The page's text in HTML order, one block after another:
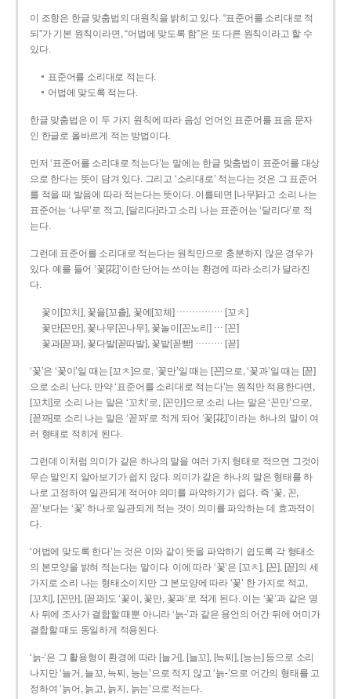
이 조항은 한글 맞춤법의 대원칙을 밝히고 있다. “표준어를 소리대로 적
되”가 기본 원칙이라면, “어법에 맞도록 함”은 또 다른 원칙이라고 할 수
있다.
표준어를 소리대로 적는다.
어법에 맞도록 적는다.
한글 맞춤법은 이 두 가지 원칙에 따라 음성 언어인 표준어를 표음 문자
인 한글로 올바르게 적는 방법이다.
먼저 ‘표준어를 소리대로 적는다’는 말에는 한글 맞춤법이 표준어를 대상
으로 한다는 뜻이 담겨 있다. 그리고 ‘소리대로’ 적는다는 것은 그 표준어
를 적을 때 발음에 따라 적는다는 뜻이다. 이를테면 [나무]라고 소리 나는
표준어는 ‘나무’로 적고, [달리다]라고 소리 나는 표준어는 ‘달리다’로 적
는다.
그런데 표준어를 소리대로 적는다는 원칙만으로 충분하지 않은 경우가
있다. 예를 들어 ‘꽃[花]’이란 단어는 쓰이는 환경에 따라 소리가 달라진
다.
꽃이[꼬치], 꽃을[꼬츨], 꽃에[꼬체] …………… [꼬ㅊ]
꽃만[꼰만], 꽃나무[꼰나무], 꽃놀이[꼰노리] … [꼰]
꽃과[꼳꽈], 꽃다발[꼳따발], 꽃밭[꼳빧] ……… [꼳]
‘꽃’은 ‘꽃이’일 때는 [꼬ㅊ]으로, ‘꽃만’일 때는 [꼰]으로, ‘꽃과’일 때는 [꼳]
으로 소리 난다. 만약 ‘표준어를 소리대로 적는다’는 원칙만 적용한다면,
[꼬치]로 소리 나는 말은 ‘꼬치’로, [꼰만]으로 소리 나는 말은 ‘꼰만’으로,
[꼳꽈]로 소리 나는 말은 ‘꼳꽈’로 적게 되어 ‘꽃[花]’이라는 하나의 말이 여
러 형태로 적히게 된다.
그런데 이처럼 의미가 같은 하나의 말을 여러 가지 형태로 적으면 그것이
무슨 말인지 알아보기가 쉽지 않다. 의미가 같은 하나의 말은 형태를 하
나로 고정하여 일관되게 적어야 의미를 파악하기가 쉽다. 즉 ‘꽃, 꼰,
꼳’보다는 ‘꽃’ 하나로 일관되게 적는 것이 의미를 파악하는 데 효과적이
다.
‘어법에 맞도록 한다’는 것은 이와 같이 뜻을 파악하기 쉽도록 각 형태소
의 본모양을 밝혀 적는다는 말이다. 이에 따라 ‘꽃’은 [꼬ㅊ], [꼰], [꼳]의 세
가지로 소리 나는 형태소이지만 그 본모양에 따라 ‘꽃’ 한 가지로 적고,
[꼬치], [꼰만], [꼳꽈]도 ‘꽃이, 꽃만, 꽃과’로 적게 된다. 이는 ‘꽃’과 같은 명
사 뒤에 조사가 결합할 때뿐 아니라 ‘늙-’과 같은 용언의 어간 뒤에 어미가
결합할 때도 동일하게 적용된다.
‘늙-’은 그 활용형이 환경에 따라 [늘거], [늘꼬], [늑찌], [능는] 등으로 소리
나지만 ‘늘거, 늘꼬, 늑찌, 능는’으로 적지 않고 ‘늙-’으로 어간의 형태를 고
정하여 ‘늙어, 늙고, 늙지, 늙는’으로 적는다.